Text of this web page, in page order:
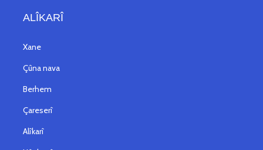
ALÎKARÎ
Xane
Çûna nava
Berhem
Çareserî
Alîkarî